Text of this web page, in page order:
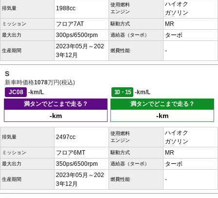
排気量 1988cc
使用燃料
エンジン
ハイオク
ガソリン
ミッション フロア7AT 駆動方式 MR
最大出力 300ps/6500rpm 過給器（ターボ） ターボ
生産期間
2023年05月～202
3年12月
燃費性能 -
S
新車時価格1078万円(税込)
JC08
-km/L 10・15
-km/L
満タンでどこまで走る？
-km
満タンでどこまで走る？
-km
排気量 2497cc
使用燃料
エンジン
ハイオク
ガソリン
ミッション フロア6MT 駆動方式 MR
最大出力 350ps/6500rpm 過給器（ターボ） ターボ
生産期間
2023年05月～202
3年12月
燃費性能 -